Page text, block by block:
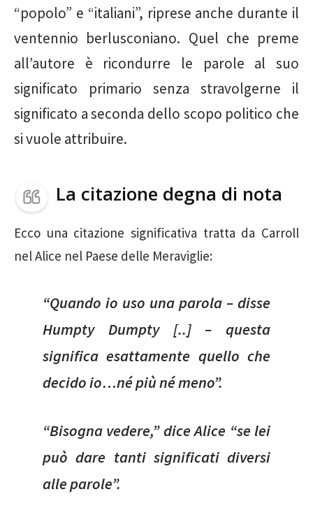
“popolo” e “italiani”, riprese anche durante il
ventennio berlusconiano. Quel che preme
all’autore è ricondurre le parole al suo
significato primario senza stravolgerne il
significato a seconda dello scopo politico che
si vuole attribuire.
La citazione degna di nota
Ecco una citazione significativa tratta da Carroll
nel Alice nel Paese delle Meraviglie:
“Quando io uso una parola – disse
Humpty Dumpty [..] – questa
significa esattamente quello che
decido io…né più né meno”.
“Bisogna vedere,” dice Alice “se lei
può dare tanti significati diversi
alle parole”.